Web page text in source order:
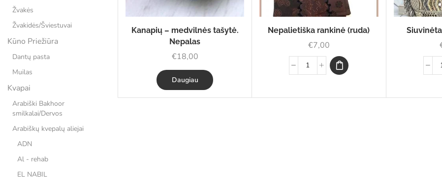
Kanapių – medvilnės tašytė.
Nepalas
€18,00
Daugiau
Nepalietiška rankinė (ruda)
€7,00
Žvakės
Žvakidės/Šviestuvai
Kūno Priežiūra
Dantų pasta
Muilas
Kvapai
Arabiški Bakhoor
smilkalai/Dervos
Arabiškų kvepalų aliejai
ADN
Al - rehab
EL NABIL